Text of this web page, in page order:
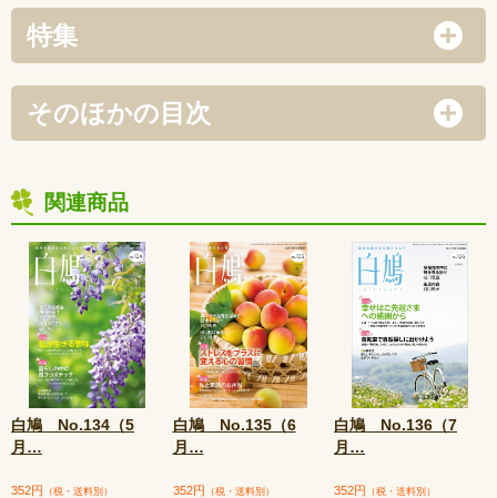
特集
そのほかの目次
関連商品
白鳩 No.134（5
月 …
352円 （税・送料別）
白鳩 No.135（6
月 …
352円 （税・送料別）
白鳩 No.136（7
月 …
352円 （税・送料別）